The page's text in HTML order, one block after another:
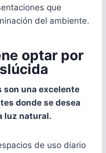
que
del ambiente.
optar por
una excelente
donde se desea
luz natural.
de uso diario